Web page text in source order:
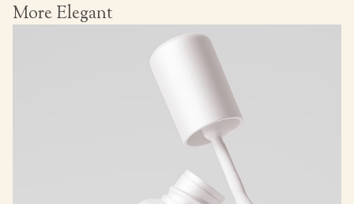
More Elegant